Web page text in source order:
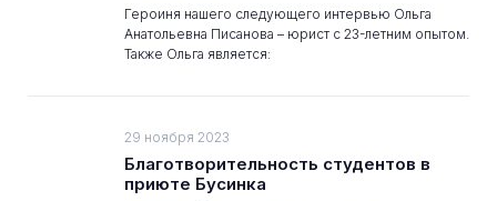
Героиня нашего следующего интервью Ольга
Анатольевна Писанова – юрист с 23-летним опытом.
Также Ольга является:
29 ноября 2023
Благотворительность студентов в
приюте Бусинка